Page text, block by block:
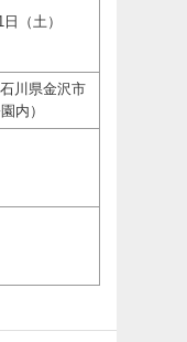
（土）
川県金沢市
内）